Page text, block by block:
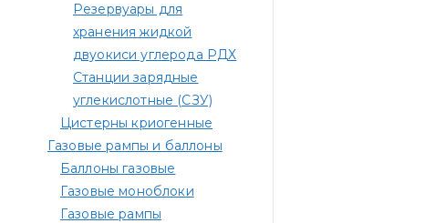
Резервуары для
хранения жидкой
двуокиси углерода РДХ
Станции зарядные
углекислотные (СЗУ)
Цистерны криогенные
Газовые рампы и баллоны
Баллоны газовые
Газовые моноблоки
Газовые рампы